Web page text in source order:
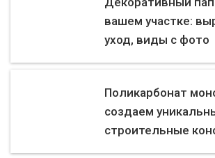
вашем участке:
уход, виды с фото
Поликарбонат
создаем
строительные